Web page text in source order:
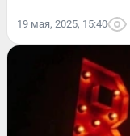
19 мая, 2025, 15:40